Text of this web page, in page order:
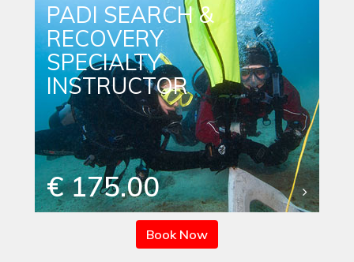
PADI SEARCH &
RECOVERY
SPECIALTY
INSTRUCTOR
€ 175.00
Book Now